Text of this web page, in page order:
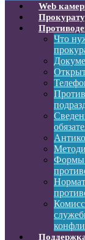
Web
Что
Формы